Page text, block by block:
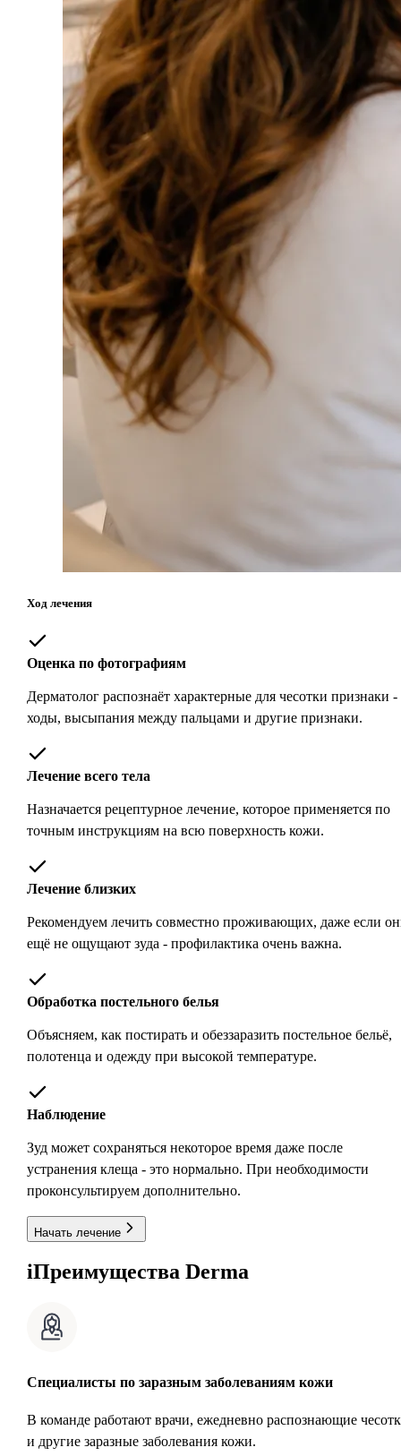
Ход лечения
Оценка по фотографиям
Дерматолог распознаёт характерные для чесотки признаки -
ходы, высыпания между пальцами и другие признаки.
Лечение всего тела
Назначается рецептурное лечение, которое применяется по
точным инструкциям на всю поверхность кожи.
Лечение близких
Рекомендуем лечить совместно проживающих, даже если
ещё не ощущают зуда - профилактика очень важна.
Обработка постельного белья
Объясняем, как постирать и обеззаразить постельное бельё,
полотенца и одежду при высокой температуре.
Наблюдение
Зуд может сохраняться некоторое время даже после
устранения клеща - это нормально. При необходимости
проконсультируем дополнительно.
Начать лечение
iПреимущества Derma
Специалисты по заразным заболеваниям кожи
В команде работают врачи, ежедневно распознающие
и другие заразные заболевания кожи.